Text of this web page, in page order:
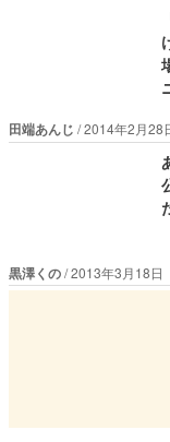
田端あんじ 2014年2月28
黒澤くの 2013年3月18日